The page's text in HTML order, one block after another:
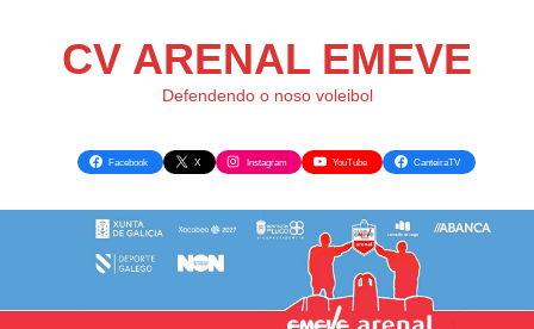
CV ARENAL EMEVE
Defendendo o noso voleibol
Facebook X Instagram YouTube CanteiraTV